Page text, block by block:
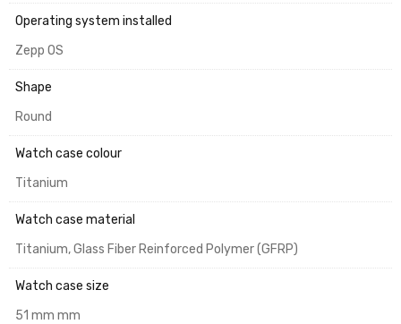
Operating system installed
Zepp OS
Shape
Round
Watch case colour
Titanium
Watch case material
Titanium, Glass Fiber Reinforced Polymer (GFRP)
Watch case size
51 mm mm